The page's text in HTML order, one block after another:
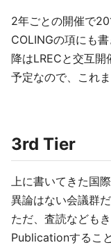
2年ごとの開催で
COLINGの項にも
降はLRECと交互
予定なので、これ
3rd Tier
上に書いてきた国
異論はない会議群だ
ただ、査読なども
Publicationするこ